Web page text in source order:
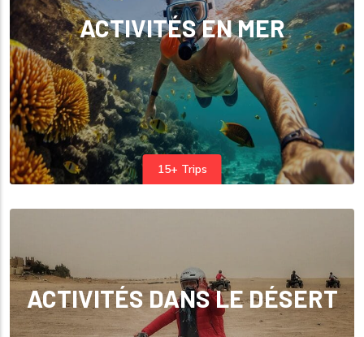
15+ Trips
ACTIVITÉS EN MER
ACTIVITÉS DANS LE DÉSERT